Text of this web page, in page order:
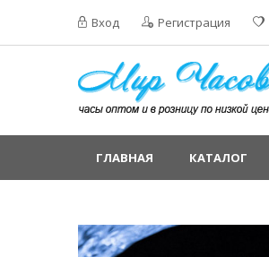
Вход Регистрация
ГЛАВНАЯ КАТАЛОГ